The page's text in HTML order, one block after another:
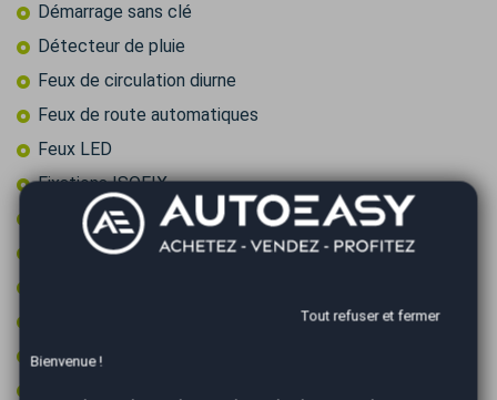
Démarrage sans clé
Détecteur de pluie
Feux de circulation diurne
Feux de route automatiques
Feux LED
Fixations ISOFIX
Frein à main électrique
Intérieur cuir
Pack éclairage ambiance
Tout refuser et fermer
Bienvenue !